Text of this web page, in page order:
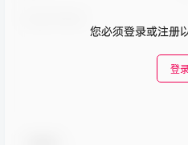
您必须登录或注册
登